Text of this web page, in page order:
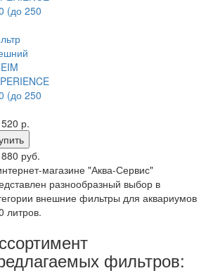
(до 250
р.
руб.
магазине "Аква-Сервис"
разнообразный выбор в
внешние фильтры для аквариумов
литров.
фильтров: